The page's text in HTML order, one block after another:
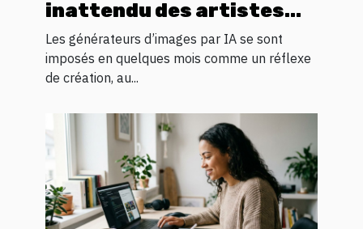
inattendu des artistes
numériques en quête
d’inspiration visuelle
Les générateurs d’images par IA se sont
imposés en quelques mois comme un réflexe
de création, au...